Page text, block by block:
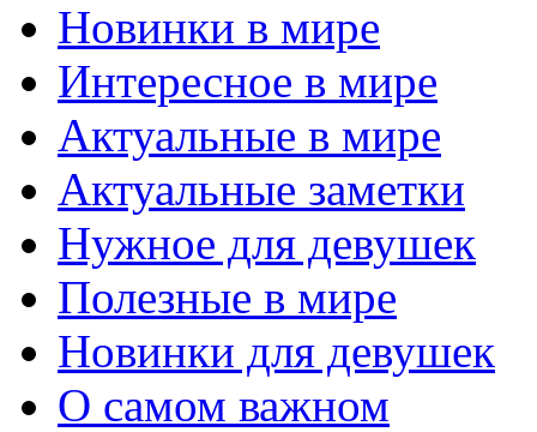
Новинки в мире
Интересное в мире
Актуальные в мире
Актуальные заметки
Нужное для девушек
Полезные в мире
Новинки для девушек
О самом важном